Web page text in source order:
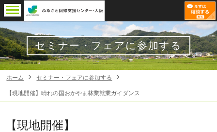
セミナー・フェアに参加する
ホーム セミナー・フェアに参加する
【現地開催】晴れの国おかやま林業就業ガイダンス
【現地開催】